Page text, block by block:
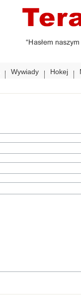
Wywiady Hokej